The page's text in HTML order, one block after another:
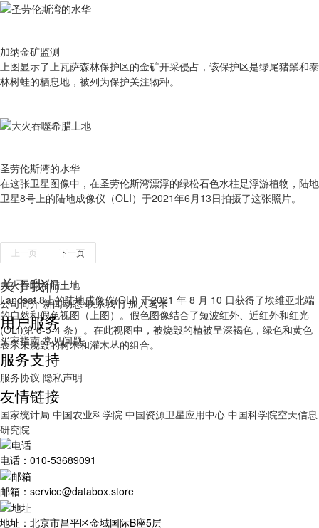
加纳金矿监测
上图显示了上瓦萨森林保护区的金矿开采侵占，该保护区是绿尾猪鬃和泰
林树蛙的栖息地，被列为保护关注物种。
圣劳伦斯湾的水华
在这张卫星图像中，在圣劳伦斯湾漂浮的绿松石色水柱是浮游植物，陆地
卫星8号上的陆地成像仪（OLI）于2021年6月13日拍摄了这张照片。
大火吞噬希腊土地
Landsat 8上的陆地成像仪(OLI) 于2021 年 8 月 10 日获得了埃维亚北端
的自然和假色视图（上图）。假色图像结合了短波红外、近红外和红光
(OLI)第 6-5-4 条）。在此视图中，被烧毁的植被呈深褐色，绿色和黄色
表示未烧毁的树木和灌木丛的组合。
上一页 下一页
关于我们
公司简介 新闻动态 联系我们 加入茗禾
用户服务
买家指南 常见问题
服务支持
服务协议 隐私声明
友情链接
国家统计局 中国农业科学院 中国资源卫星应用中心 中国科学院空天信息
研究院
电话：010-53689091
邮箱：service@databox.store
地址：北京市昌平区金域国际B座5层